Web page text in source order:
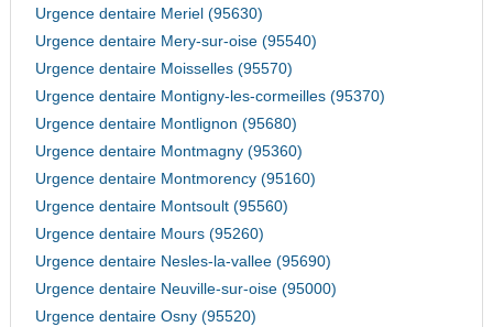
Urgence dentaire Meriel (95630)
Urgence dentaire Mery-sur-oise (95540)
Urgence dentaire Moisselles (95570)
Urgence dentaire Montigny-les-cormeilles (95370)
Urgence dentaire Montlignon (95680)
Urgence dentaire Montmagny (95360)
Urgence dentaire Montmorency (95160)
Urgence dentaire Montsoult (95560)
Urgence dentaire Mours (95260)
Urgence dentaire Nesles-la-vallee (95690)
Urgence dentaire Neuville-sur-oise (95000)
Urgence dentaire Osny (95520)